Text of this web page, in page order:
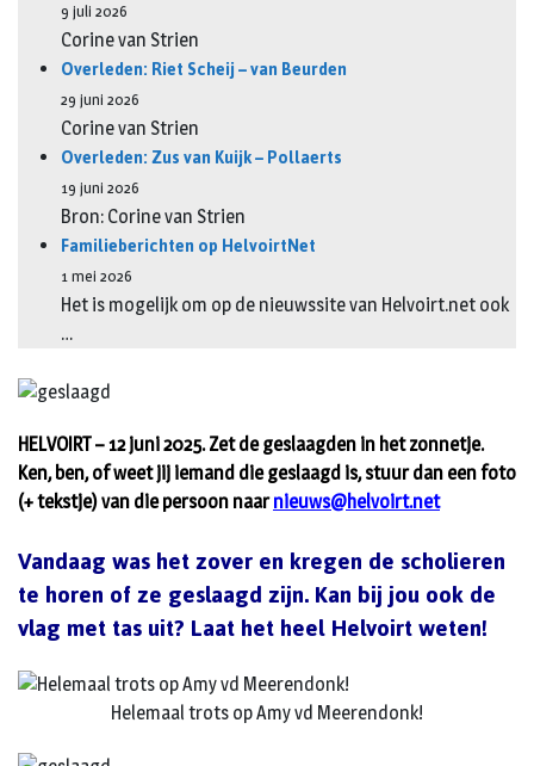
9 juli 2026
Corine van Strien
Overleden: Riet Scheij – van Beurden
29 juni 2026
Corine van Strien
Overleden: Zus van Kuijk – Pollaerts
19 juni 2026
Bron: Corine van Strien
Familieberichten op HelvoirtNet
1 mei 2026
Het is mogelijk om op de nieuwssite van Helvoirt.net ook
…
HELVOIRT – 12 juni 2025. Zet de geslaagden in het zonnetje.
Ken, ben, of weet jij iemand die geslaagd is, stuur dan een foto
(+ tekstje) van die persoon naarnieuws@helvoirt.net
Vandaag was het zover en kregen de scholieren
te horen of ze geslaagd zijn. Kan bij jou ook de
vlag met tas uit?Laat het heel Helvoirt weten!
Helemaal trots op Amy vd Meerendonk!